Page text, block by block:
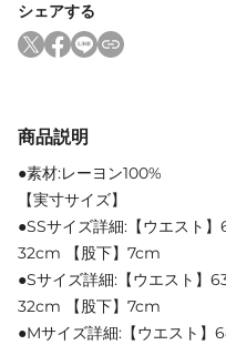
シェアする
商品説明
●素材:レーヨン100%
【実寸サイズ】
●SSサイズ詳細:【ウエスト
32cm 【股下】7cm
●Sサイズ詳細:【ウエスト】
32cm 【股下】7cm
●Mサイズ詳細:【ウエスト】